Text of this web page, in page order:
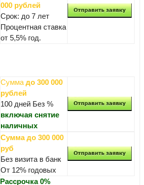
000 рублей
Срок: до 7 лет
Процентная ставка
от 5,5% год.
Сумма до 300 000
рублей
100 дней Без %
включая снятие
наличных
Сумма до 300 000
руб
Без визита в банк
От 12% годовых
Рассрочка 0%